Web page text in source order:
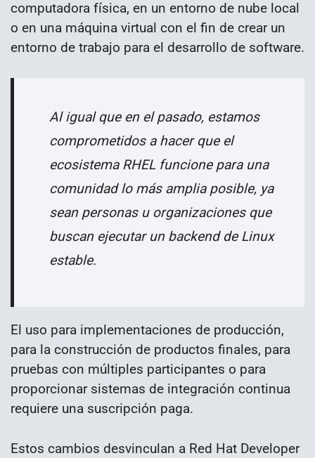
computadora física, en un entorno de nube local
o en una máquina virtual con el fin de crear un
entorno de trabajo para el desarrollo de software.
Al igual que en el pasado, estamos
comprometidos a hacer que el
ecosistema RHEL funcione para una
comunidad lo más amplia posible, ya
sean personas u organizaciones que
buscan ejecutar un backend de Linux
estable.
El uso para implementaciones de producción,
para la construcción de productos finales, para
pruebas con múltiples participantes o para
proporcionar sistemas de integración continua
requiere una suscripción paga.
Estos cambios desvinculan a Red Hat Developer